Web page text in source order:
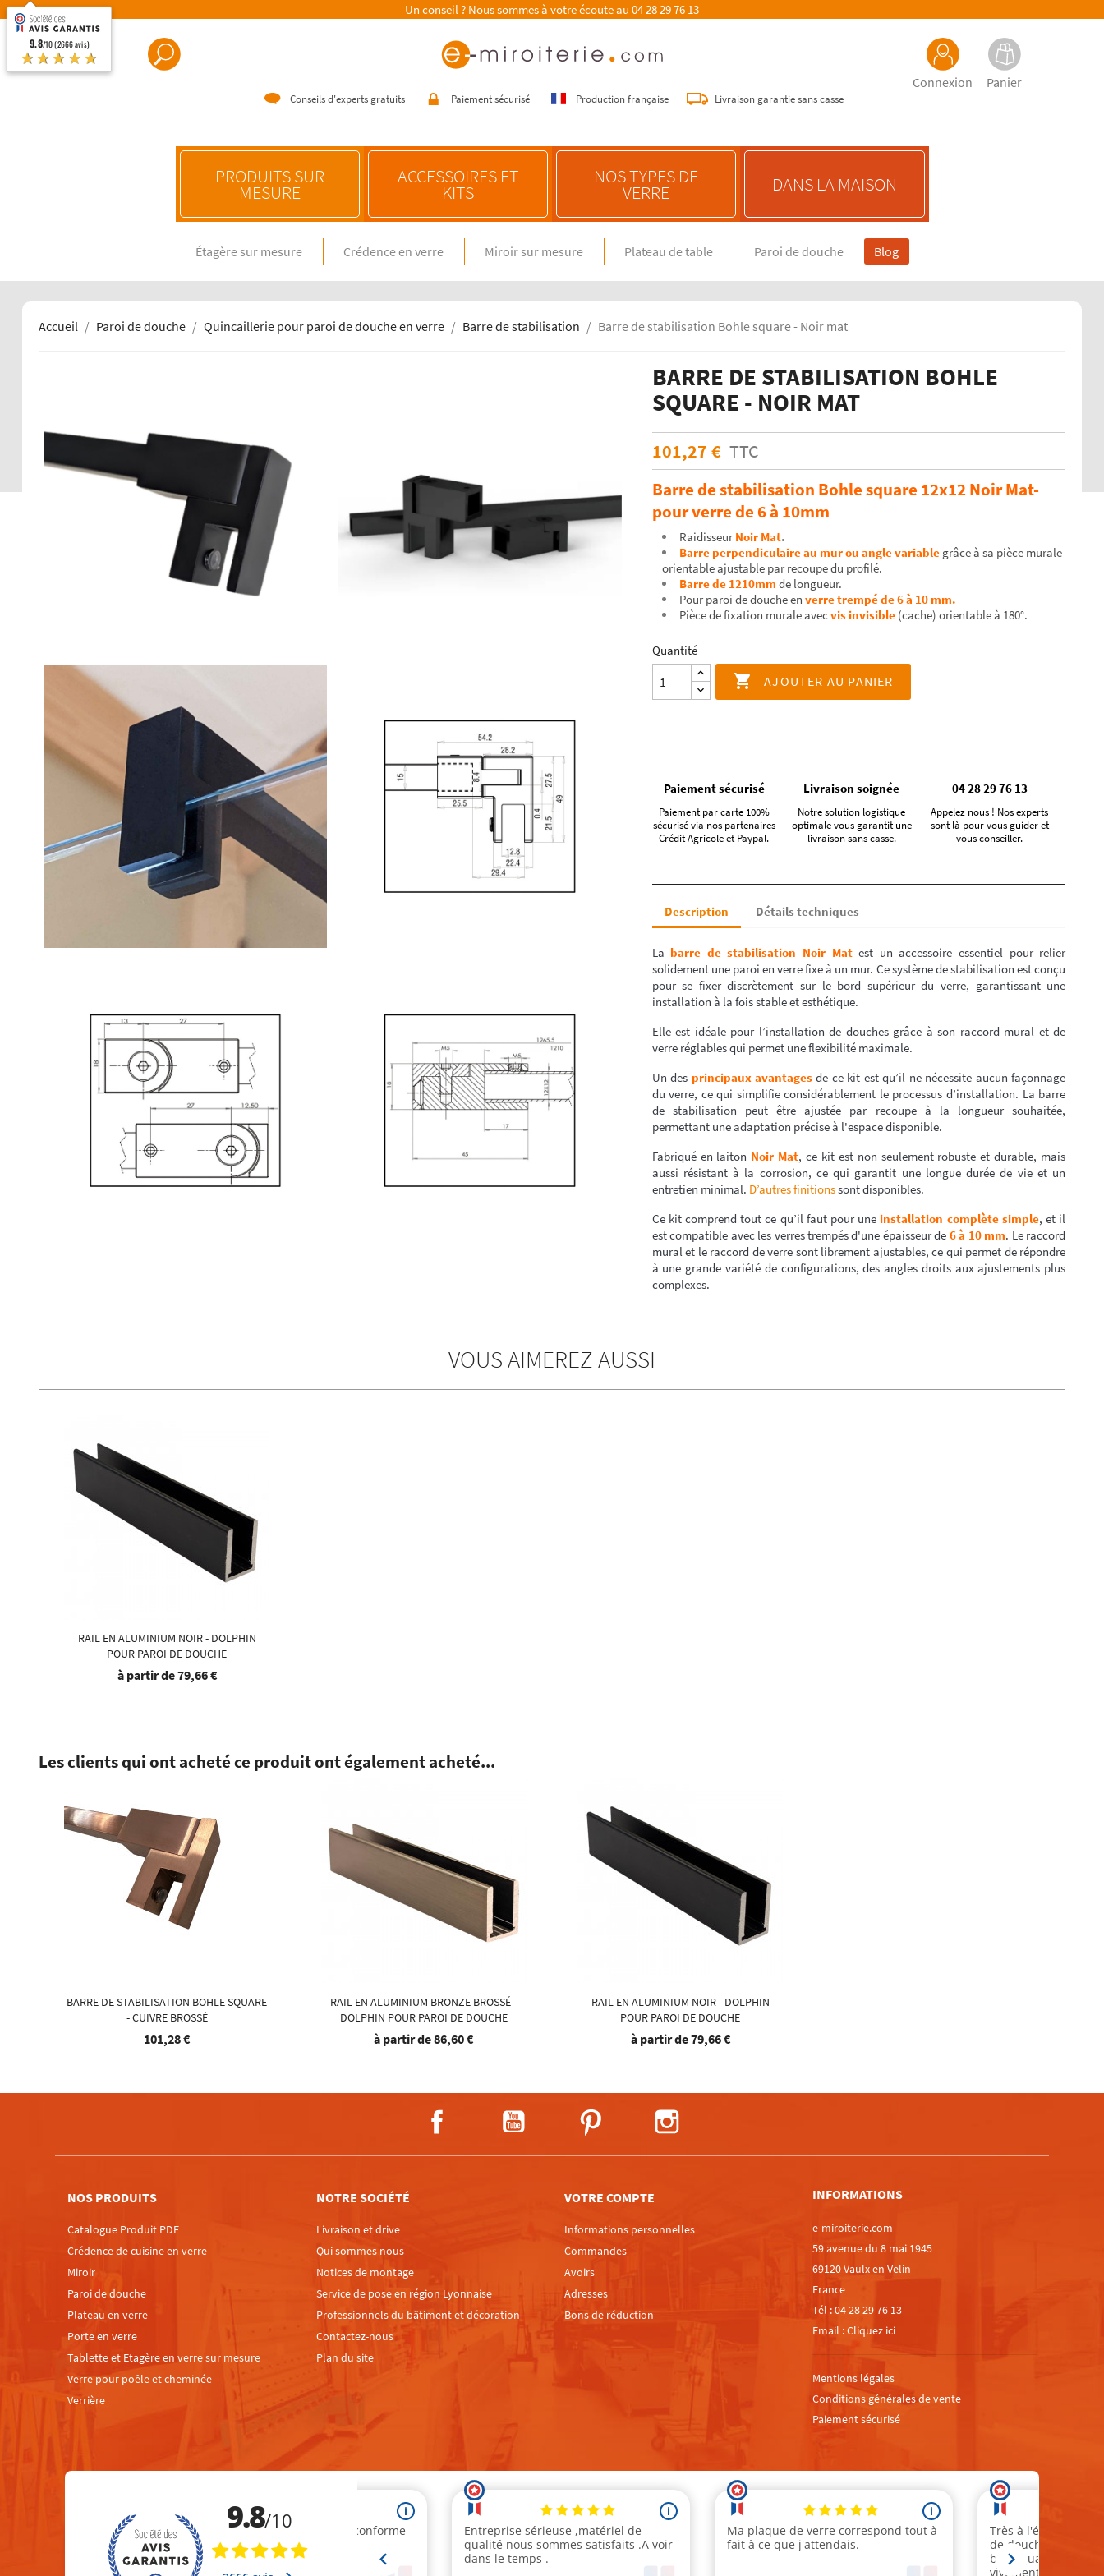
Un conseil ? Nous sommes à votre écoute au 04 28 29 76 13
Connexion Panier
Conseils d'experts gratuits Paiement sécurisé Production française Livraison garantie sans casse
PRODUITS SUR
MESURE
CRÉDENCE SUR MESURE
Crédence en verre spécial feux gaz
Crédence miroir sur mesure
Crédence en verre sur mesure
NOS CONSEILS
Choisir une crédence de cuisine
Entretenir une crédence de cuisine
Poser une crédence de cuisine
Echantillons de verre dépoli emaillé et
Echantillons de verre emaillé et trempé
Echantillons de verres dépolis laqués
Echantillons de verres laqués
ACCESSOIRES ET
KITS
NOS TYPES DE
VERRE DANS LA MAISON
Étagère sur mesure Crédence en verre Miroir sur mesure Plateau de table Paroi de douche Blog
Accueil Paroi de douche Quincaillerie pour paroi de douche en verre Barre de stabilisation Barre de stabilisation Bohle square - Noir mat
BARRE DE STABILISATION BOHLE
SQUARE - NOIR MAT
101,27 € TTC
Barre de stabilisation Bohle square 12x12 Noir Mat-
pour verre de 6 à 10mm
RaidisseurNoir Mat.
Barre perpendiculaire au mur ou angle variablegrâce à sa pièce murale
orientable ajustable par recoupe du profilé.
Barre de 1210mm de longueur.
Pour paroi de douche en verre trempé de 6 à 10 mm.
Pièce de fixation murale avec vis invisible(cache) orientable à 180°.
Quantité
 AJOUTER AU PANIER
Paiement sécurisé
Paiement par carte 100%
sécurisé via nos partenaires
Crédit Agricole et Paypal.
Livraison soignée
Notre solution logistique
optimale vous garantit une
livraison sans casse.
04 28 29 76 13
Appelez nous ! Nos experts
sont là pour vous guider et
vous conseiller.
Description Détails techniques
La barre de stabilisation Noir Matest un accessoire essentiel pour relier
solidement une paroi en verre fixe à un mur. Ce système de stabilisation est conçu
pour se fixer discrètement sur le bord supérieur du verre, garantissant une
installation à la fois stable et esthétique.
Elle est idéale pour l’installation de douches grâce à son raccord mural et de
verre réglables qui permet une flexibilité maximale.
Un des principaux avantagesde ce kit est qu’il ne nécessite aucun façonnage
du verre, ce qui simplifie considérablement le processus d’installation. La barre
de stabilisation peut être ajustée par recoupe à la longueur souhaitée,
permettant une adaptation précise à l'espace disponible.
Fabriqué en laiton Noir Mat, ce kit est non seulement robuste et durable, mais
aussi résistant à la corrosion, ce qui garantit une longue durée de vie et un
entretien minimal. D’autres finitionssont disponibles.
Ce kit comprend tout ce qu’il faut pour une installation complète simple, et il
est compatible avec les verres trempés d'une épaisseur de 6 à 10 mm. Le raccord
mural et le raccord de verre sont librement ajustables, ce qui permet de répondre
à une grande variété de configurations, des angles droits aux ajustements plus
complexes.
VOUS AIMEREZ AUSSI
RAIL EN ALUMINIUM NOIR - DOLPHIN
POUR PAROI DE DOUCHE
à partir de79,66 €
Les clients qui ont acheté ce produit ont également acheté...
BARRE DE STABILISATION BOHLE SQUARE
- CUIVRE BROSSÉ
101,28 €
RAIL EN ALUMINIUM BRONZE BROSSÉ -
DOLPHIN POUR PAROI DE DOUCHE
à partir de86,60 €
RAIL EN ALUMINIUM NOIR - DOLPHIN
POUR PAROI DE DOUCHE
à partir de79,66 €
Facebook Pinterest
NOS PRODUITS
Catalogue Produit PDF
Crédence de cuisine en verre
Miroir
Paroi de douche
Plateau en verre
Porte en verre
Tablette et Etagère en verre sur mesure
Verre pour poêle et cheminée
Verrière
NOTRE SOCIÉTÉ
Livraison et drive
Qui sommes nous
Notices de montage
Service de pose en région Lyonnaise
Professionnels du bâtiment et décoration
Contactez-nous
Plan du site
VOTRE COMPTE
Informations personnelles
Commandes
Avoirs
Adresses
Bons de réduction
INFORMATIONS
e-miroiterie.com
59 avenue du 8 mai 1945
69120 Vaulx en Velin
France
Tél :04 28 29 76 13
Email :Cliquez ici
Mentions légales
Conditions générales de vente
Paiement sécurisé
9.8/10 (2666 avis)
★★★★★